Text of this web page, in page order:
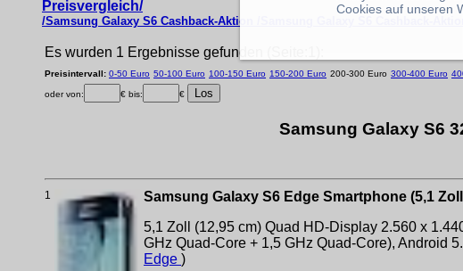
Preisvergleich/
/Samsung Galaxy S6 Cashback-Aktion /Samsung Galaxy S6 Cashback-Aktion
Es wurden 1 Ergebnisse gefunden (Seite:1):
Preisintervall: 0-50 Euro 50-100 Euro 100-150 Euro 150-200 Euro 200-300 Euro 300-400 Euro
oder von: € bis: €
Samsung Galaxy S6
1
Samsung Galaxy S6 Edge Smartphone (5,1
5,1 Zoll (12,95 cm) Quad HD-Display 2.560 x
GHz Quad-Core + 1,5 GHz Quad-Core), Android
Edge )
Cookies auf unseren